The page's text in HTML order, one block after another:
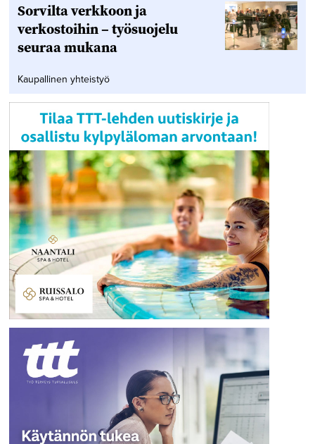
Sorvilta verkkoon ja
verkostoihin – työsuojelu
seuraa mukana
Kaupallinen yhteistyö